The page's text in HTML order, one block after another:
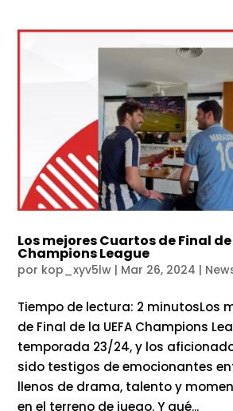
Los mejores Cuartos de Final de
Champions League
por kop_xyv5lw | Mar 26, 2024 |
Tiempo de lectura: 2 minutosLos
de Final de la UEFA Champions
temporada 23/24, y los
sido testigos de emocionantes
llenos de drama, talento y
en el terreno de juego. Y qué...